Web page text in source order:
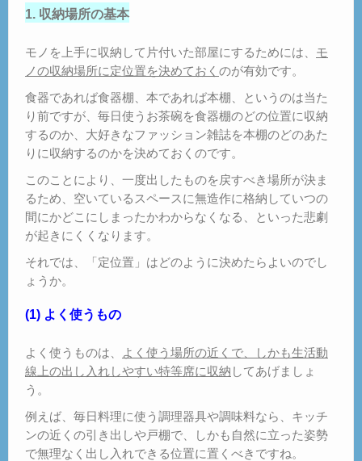
1. 収納場所の基本
モノを上手に収納して片付いた部屋にするためには、 モ
ノの収納場所に定位置を決めておく のが有効です。
食器であれば食器棚、本であれば本棚、というのは当た
り前ですが、毎日使うお茶碗を食器棚のどの位置に収納
するのか、大好きなファッション雑誌を本棚のどのあた
りに収納するのかを決めておくのです。
このことにより、一度出したものを戻すべき場所が決ま
るため、空いているスペースに無造作に格納していつの
間にかどこにしまったかわからなくなる、といった悲劇
が起きにくくなります。
それでは、「定位置」はどのように決めたらよいのでし
ょうか。
(1) よく使うもの
よく使うものは、
よく使う場所の近くで、しかも生活動
線上の出し入れしやすい特等席に収納 してあげましょ
う。
例えば、毎日料理に使う調理器具や調味料なら、キッチ
ンの近くの引き出しや戸棚で、しかも自然に立った姿勢
で無理なく出し入れできる位置に置くべきですね。